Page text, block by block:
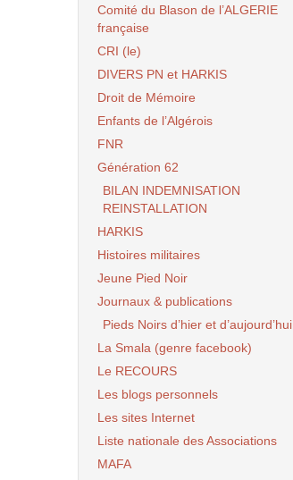
Comité du Blason de l’ALGERIE
française
CRI (le)
DIVERS PN et HARKIS
Droit de Mémoire
Enfants de l’Algérois
FNR
Génération 62
BILAN INDEMNISATION
REINSTALLATION
HARKIS
Histoires militaires
Jeune Pied Noir
Journaux & publications
Pieds Noirs d’hier et d’aujourd’hui
La Smala (genre facebook)
Le RECOURS
Les blogs personnels
Les sites Internet
Liste nationale des Associations
MAFA